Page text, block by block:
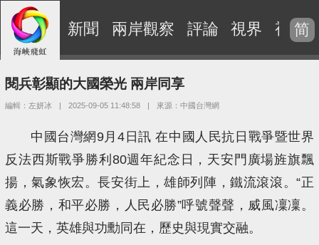
新聞 兩岸觀察 評論 視界 視頻
简
閱兵彰顯的大國榮光 兩岸同享
編輯：左妍冰 | 2025-09-05 11:48:58 | 來源：中國台灣網
中國台灣網9月4日訊 在中國人民抗日戰爭暨世界
反法西斯戰爭勝利80週年紀念日，天安門廣場旌旗飄
揚，氣象恢宏。長安街上，雄師列陣，鐵流滾滾。“正
義必勝，和平必勝，人民必勝”呼號聲聲，威風凜凜。
這一天，英雄與功勳同在，歷史與現實交融。